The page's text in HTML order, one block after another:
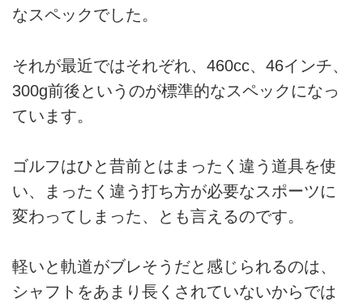
なスペックでした。
それが最近ではそれぞれ、460cc、46インチ、
300g前後というのが標準的なスペックになっ
ています。
ゴルフはひと昔前とはまったく違う道具を使
い、まったく違う打ち方が必要なスポーツに
変わってしまった、とも言えるのです。
軽いと軌道がブレそうだと感じられるのは、
シャフトをあまり長くされていないからでは